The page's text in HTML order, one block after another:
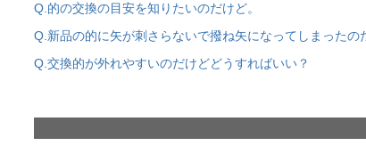
Q.的の交換の目安を知りたいのだけど。
Q.新品の的に矢が刺さらないで撥ね矢になってしまったの
Q.交換的が外れやすいのだけどどうすればいい？